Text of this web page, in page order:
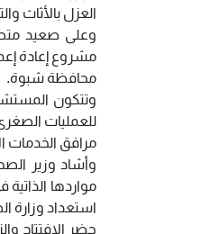
العزل بالأثاث
وعلى صعيد
مشروع إعادة
محافظة شبوة.
للعمليات
مرافق الخدمات
وأشاد وزير
مواردها
استعداد وزارة
حضر الافتتاح